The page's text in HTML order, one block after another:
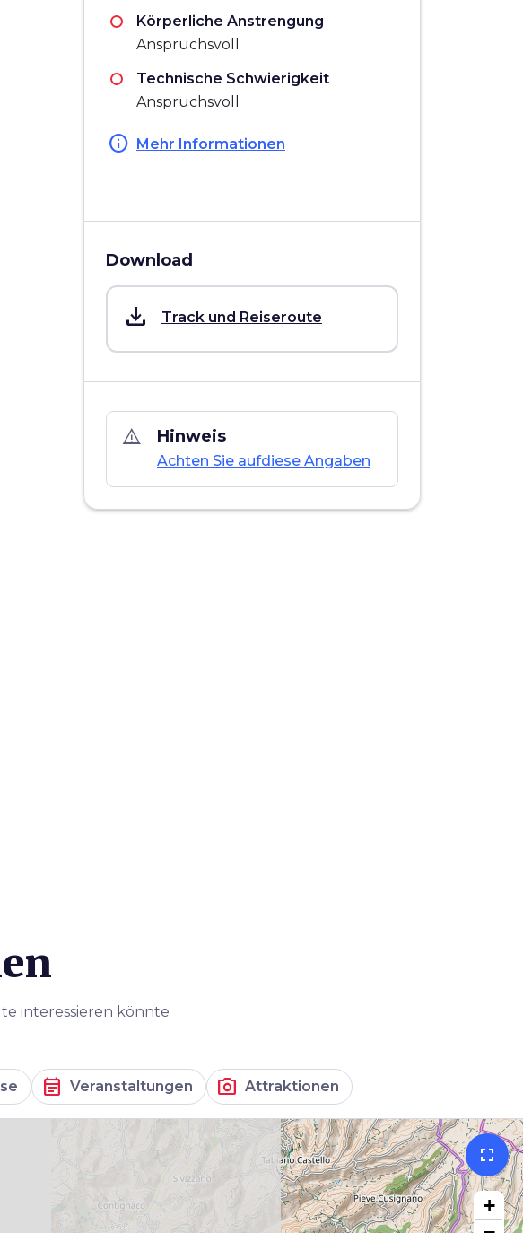
Körperliche Anstrengung
Anspruchsvoll
Technische Schwierigkeit
Anspruchsvoll
info Mehr Informationen
Download
save_alt Track und Reiseroute
warning_amber Hinweis
Achten Sie aufdiese Angaben
interessieren könnte
event_note Veranstaltungen photo_camera Attraktionen
+
fullscreen